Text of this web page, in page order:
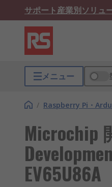
サポート産業別ソリュ
メニュー
/ Raspberry Pi・
Microchip
EV65U86A